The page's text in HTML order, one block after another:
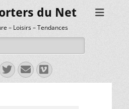
du Net
– Loisirs – Tendances
Twitter
E-
mail
Vimeo